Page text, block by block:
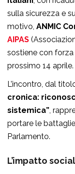
sulla sicurezza e
motivo, ANMIC
AIPAS
sostiene con forza
prossimo 14 aprile.
L’incontro, dal
cronica:
sistemica”,
portare le
Parlamento.
L’impatto